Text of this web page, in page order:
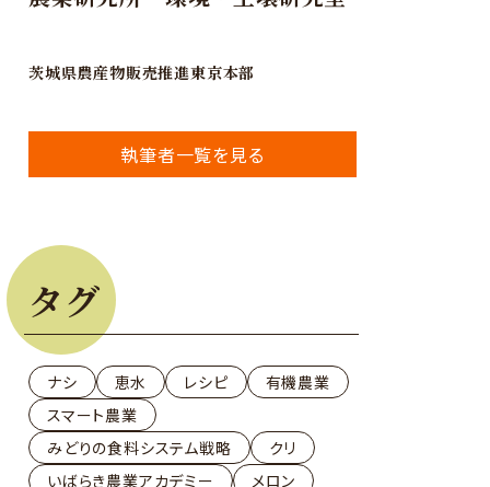
による需要喚起が重要
加工・業務用の契約取引など販売の多角化、差別化商品づ
要望
ない品質が重要
間の品質格差の是正が重要
茨城県農産物販売推進東京本部
執筆者一覧を見る
タグ
ナシ 恵水 レシピ
有機農業
スマート農業
みどりの食料システム戦略
クリ
いばらき農業アカデミー
メロン